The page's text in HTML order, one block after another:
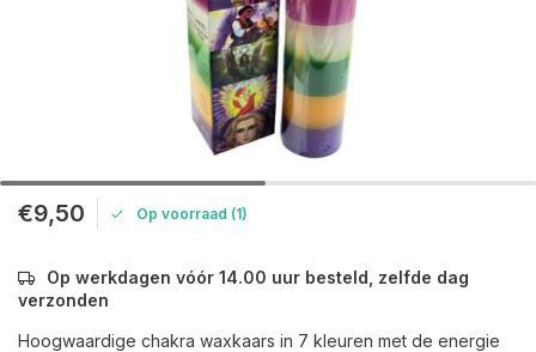
€9,50 Op voorraad (1)
Op werkdagen vóór 14.00 uur besteld, zelfde dag
verzonden
Hoogwaardige chakra waxkaars in 7 kleuren met de energie